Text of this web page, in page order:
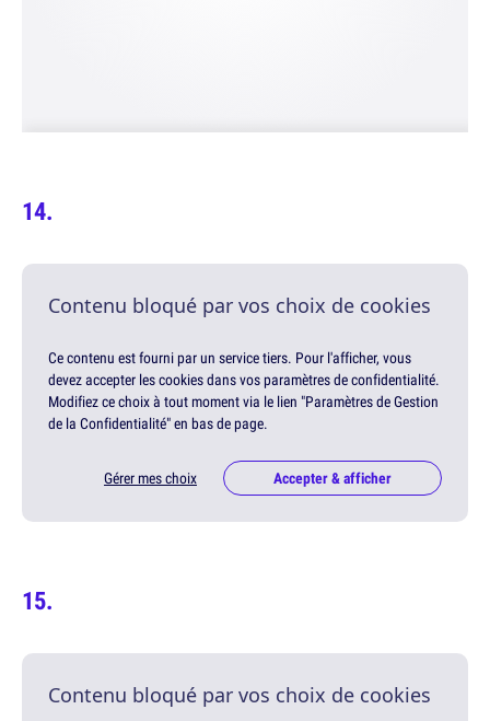
Contenu bloqué par vos choix de cookies
Ce contenu est fourni par un service tiers. Pour l'afficher, vous
devez accepter les cookies dans vos paramètres de confidentialité.
Modifiez ce choix à tout moment via le lien "Paramètres de Gestion
de la Confidentialité" en bas de page.
Gérer mes choix Accepter & afficher
Contenu bloqué par vos choix de cookies